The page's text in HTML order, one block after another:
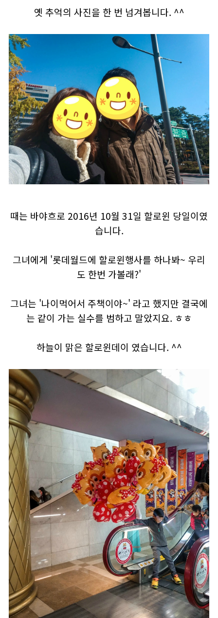
옛 추억의 사진을 한 번 넘겨봅니다. ^^
때는 바야흐로 2016년 10월 31일 할로윈 당일이였
습니다.
그녀에게 '롯데월드에 할로윈행사를 하나봐~ 우리
도 한번 가볼래?'
그녀는 '나이먹어서 주책이야~' 라고 했지만 결국에
는 같이 가는 실수를 범하고 말았지요. ㅎㅎ
하늘이 맑은 할로윈데이 였습니다. ^^